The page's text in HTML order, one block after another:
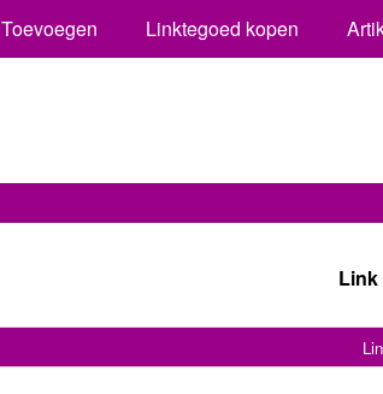
Toevoegen Linktegoed kopen
Link